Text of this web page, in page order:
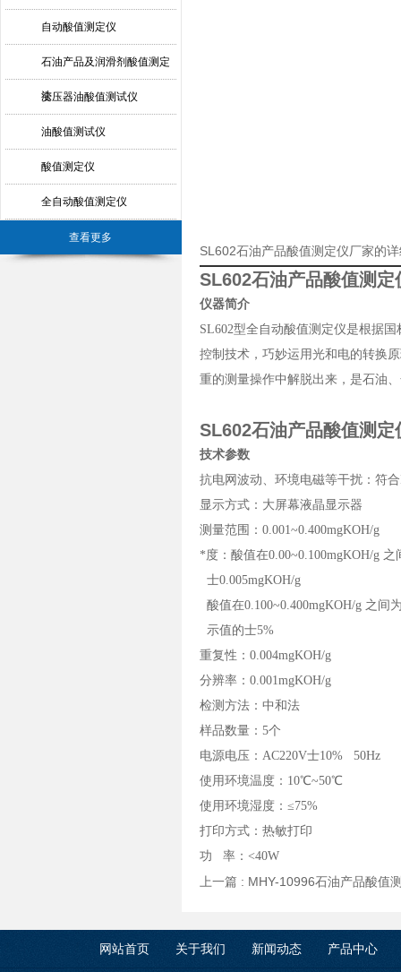
自动酸值测定仪
石油产品及润滑剂酸值测定
法
变压器油酸值测试仪
油酸值测试仪
酸值测定仪
全自动酸值测定仪
查看更多
SL602石油产品酸值测定仪厂家的
SL602石油产品酸值测定
仪器简介
SL602型全自动酸值测定仪是根据
控制技术，巧妙运用光和电的转换
重的测量操作中解脱出来，是石油
SL602石油产品酸值测定
技术参数
抗电网波动、环境电磁等干扰：符
显示方式：大屏幕液晶显示器
测量范围：0.001~0.400mgKOH/g
*度：酸值在0.00~0.100mgKOH/g 之
士0.005mgKOH/g
酸值在0.100~0.400mgKOH/g 之间
示值的士5%
重复性：0.004mgKOH/g
分辨率：0.001mgKOH/g
检测方法：中和法
样品数量：5个
电源电压：AC220V士10% 50Hz
使用环境温度：10℃~50℃
使用环境湿度：≤75%
打印方式：热敏打印
功 率：<40W
上一篇 : MHY-10996石油产品酸值
网站首页 关于我们 新闻动态 产品中心